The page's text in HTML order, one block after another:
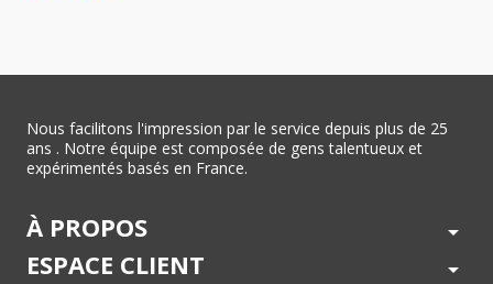
Nous facilitons l'impression par le service depuis plus de 25
ans . Notre équipe est composée de gens talentueux et
expérimentés basés en France.
À PROPOS arrow_drop_down
ESPACE CLIENT arrow_drop_down